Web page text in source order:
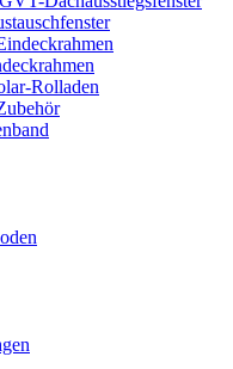
Rolladen